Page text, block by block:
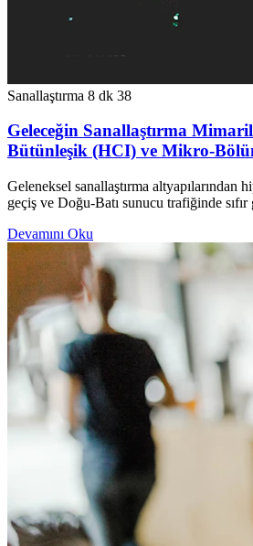
Sanallaştırma 8 dk 38
Geleceğin Sanallaştırma
Bütünleşik (HCI) ve Mikro-
Geleneksel sanallaştırma altyapılarından
geçiş ve Doğu-Batı sunucu trafiğinde
Devamını Oku